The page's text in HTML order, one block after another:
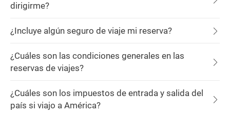
dirigirme?
¿Incluye algún seguro de viaje mi reserva?
¿Cuáles son las condiciones generales en las
reservas de viajes?
¿Cuáles son los impuestos de entrada y salida del
país si viajo a América?